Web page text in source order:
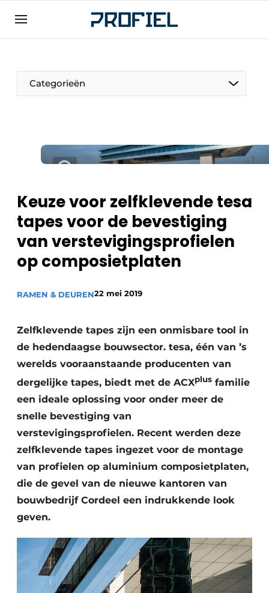
Aanmelden
Bedrijven
Contact
Meest gelezen
Podcasts
Privacy / Cookie statement
Profiel | Platform over raam-, deur-,
kozijntechniek, hang- en sluitwerk, dak- en
geveltechniek, veiligheid
Uitnodiging Rondetafelgesprek – 20 jaar Profiel
Vacatures
Video’s
Werben
Categorieën
Keuze voor zelfklevende tesa
tapes voor de bevestiging
van verstevigingsprofielen
op composietplaten
RAMEN & DEUREN22 mei 2019
Zelfklevende tapes zijn een onmisbare tool in
de hedendaagse bouwsector. tesa, één van ’s
werelds vooraanstaande producenten van
dergelijke tapes, biedt met de ACXplus familie
een ideale oplossing voor onder meer de
snelle bevestiging van
verstevigingsprofielen. Recent werden deze
zelfklevende tapes ingezet voor de montage
van profielen op aluminium composietplaten,
die de gevel van de nieuwe kantoren van
bouwbedrijf Cordeel een indrukkende look
geven.